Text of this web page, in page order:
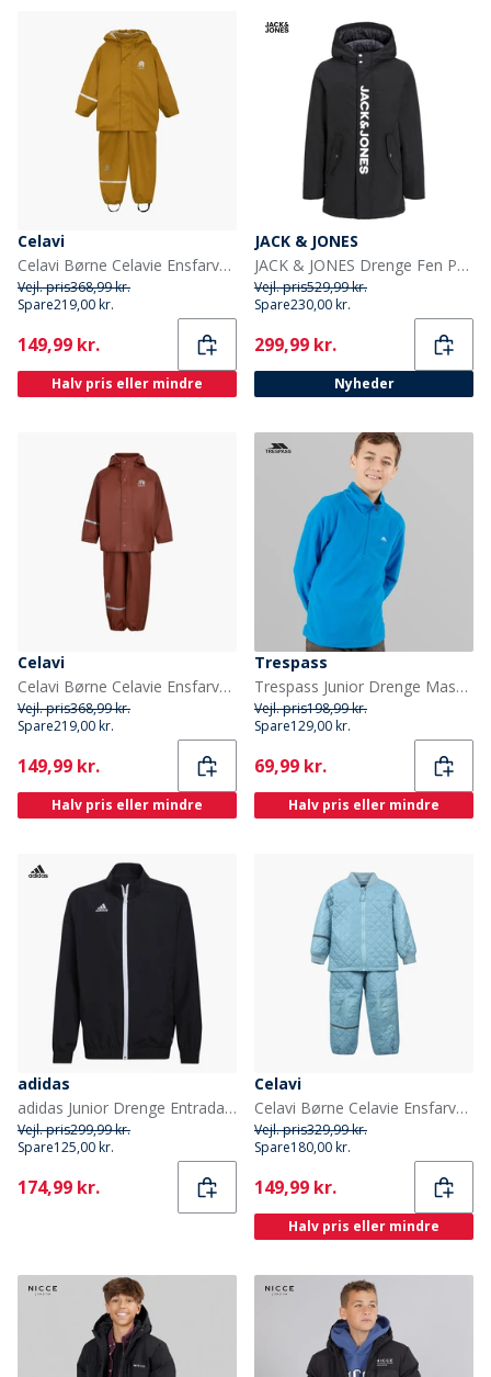
Celavi
Celavi Børne Celavie Ensfarvet PU Basis Regntøjs Sæt Buckthorn Brown
Vejl. pris368,99 kr.
Spare219,00 kr.
Current
149,99 kr.
Halv pris eller mindre
JACK & JONES
JACK & JONES Drenge Fen Parka Sort
Vejl. pris529,99 kr.
Spare230,00 kr.
Current
299,99 kr.
Nyheder
Celavi
Celavi Børne Celavie Ensfarvet PU Basis Regntøjs Sæt Tortoise Shell
Vejl. pris368,99 kr.
Spare219,00 kr.
Current
149,99 kr.
Halv pris eller mindre
Trespass
Trespass Junior Drenge Masonville 1/2 Lynlås Mikro Fleece Kobolt
Vejl. pris198,99 kr.
Spare129,00 kr.
Current
69,99 kr.
Halv pris eller mindre
adidas
adidas Junior Drenge Entrada 22 præsentationsjakke Sort
Vejl. pris299,99 kr.
Spare125,00 kr.
Current
174,99 kr.
Celavi
Celavi Børne Celavie Ensfarvet Basis Termosæt Cerulean
Vejl. pris329,99 kr.
Spare180,00 kr.
Current
149,99 kr.
Halv pris eller mindre